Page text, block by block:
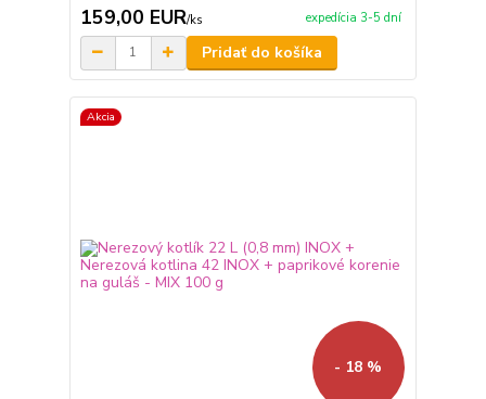
159,00 EUR/ks expedícia 3-5 dní
Pridať do košíka
Akcia
- 18 %